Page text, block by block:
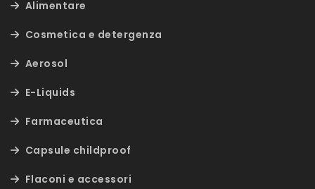
Alimentare
Cosmetica e detergenza
Aerosol
E-Liquids
Farmaceutica
Capsule childproof
Flaconi e accessori